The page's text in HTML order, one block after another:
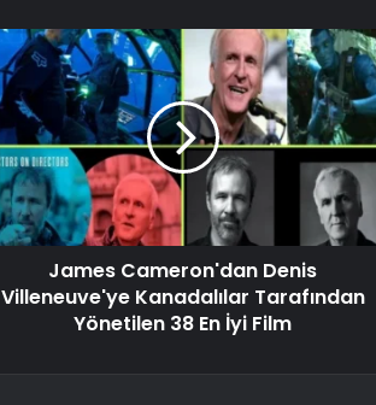
James Cameron'dan Denis
Villeneuve'ye Kanadalılar Tarafından
Yönetilen 38 En İyi Film